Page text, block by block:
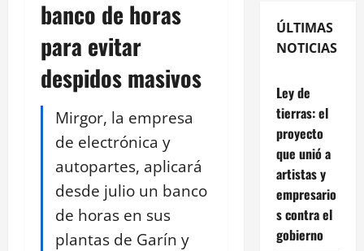
banco de horas
para evitar
despidos masivos
Mirgor, la empresa
de electrónica y
autopartes, aplicará
desde julio un banco
de horas en sus
plantas de Garín y
ÚLTIMAS
NOTICIAS
Ley de
tierras: el
proyecto
que unió a
artistas y
empresario
s contra el
gobierno